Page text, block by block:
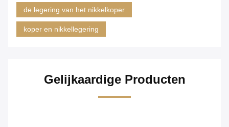
de legering van het nikkelkoper
koper en nikkellegering
Gelijkaardige Producten